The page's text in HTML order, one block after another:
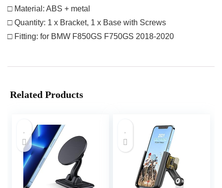
□ Material: ABS + metal
□ Quantity: 1 x Bracket, 1 x Base with Screws
□ Fitting: for BMW F850GS F750GS 2018-2020
Related Products